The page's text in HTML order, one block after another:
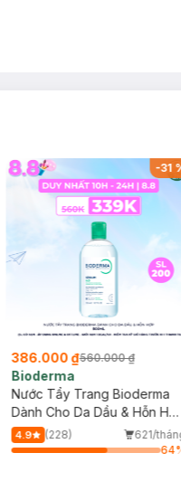
-31
386.000 ₫560.000 ₫
Bioderma
Nước Tẩy Trang Bioderma
Dành Cho Da Dầu & Hỗn
500ml
4.9 (228)
621/
64